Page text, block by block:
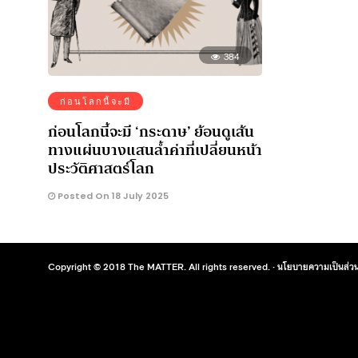
384
ก่อนโลกนี้จะมี
ก่อนโลกนี้จะมี ‘กระดาษ’ ย้อนดูเส้น
ทางแผ่นบางแสนล้ำค่าที่เปลี่ยนหน้า
ประวัติศาสตร์โลก
Posted On 18 July 2025
Copyright © 2018 The MATTER. All rights reserved. ·นโยบายความเป็นส่ว